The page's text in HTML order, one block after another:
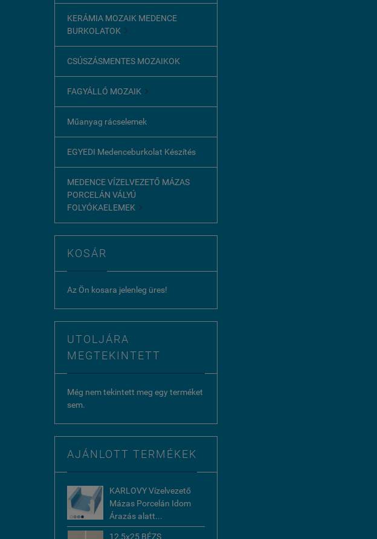
KERÁMIA MOZAIK MEDENCE
BURKOLATOK 
CSÚSZÁSMENTES MOZAIKOK
FAGYÁLLÓ MOZAIK 
Műanyag rácselemek
EGYEDI Medenceburkolat Készítés
MEDENCE VÍZELVEZETŐ MÁZAS
PORCELÁN VÁLYÚ
FOLYÓKAELEMEK 
KOSÁR
Az Ön kosara jelenleg üres!
UTOLJÁRA
MEGTEKINTETT
Még nem tekintett meg egy terméket
sem.
AJÁNLOTT TERMÉKEK
KARLOVY Vízelvezető
Mázas Porcelán Idom
Árazás alatt...
12,5x25 BÉZS